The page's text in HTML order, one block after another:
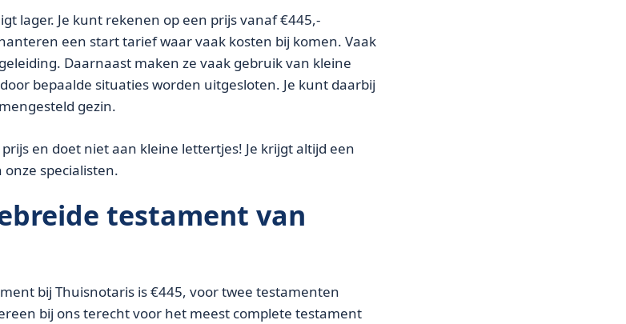
lager. Je kunt rekenen op een prijs vanaf €445,-
een start tarief waar vaak kosten bij komen. Vaak
Daarnaast maken ze vaak gebruik van kleine
bepaalde situaties worden uitgesloten. Je kunt daarbij
gezin.
en doet niet aan kleine lettertjes! Je krijgt altijd een
specialisten.
testament van
bij Thuisnotaris is €445, voor twee testamenten
bij ons terecht voor het meest complete testament